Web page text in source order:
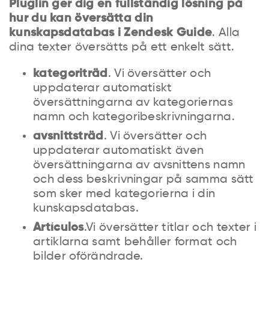
Pluglin ger dig en fullständig lösning på
hur du kan översätta din
kunskapsdatabas i Zendesk Guide. Alla
dina texter översätts på ett enkelt sätt.
kategoriträd. Vi översätter och
uppdaterar automatiskt
översättningarna av kategoriernas
namn och kategoribeskrivningarna.
avsnittsträd. Vi översätter och
uppdaterar automatiskt även
översättningarna av avsnittens namn
och dess beskrivningar på samma sätt
som sker med kategorierna i din
kunskapsdatabas.
Artículos.Vi översätter titlar och texter i
artiklarna samt behåller format och
bilder oförändrade.